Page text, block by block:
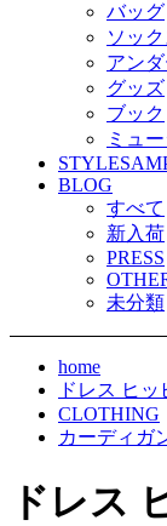
バッグ
ソック
アン
グッズ
ブック
ミュ
BLOG
すべて
新入荷
PRESS
未分類
home
ドレス ヒッ
CLOTHING
カーディガ
ドレス